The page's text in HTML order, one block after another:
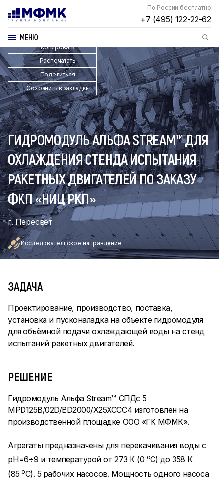
По России бесплатно
+7 (495) 122-22-62
МЕНЮ
Копировать
Распечатать
Поделиться
Сохранить в закладки
ГИДРОМОДУЛЬ АЛЬФА STREAM™ ДЛЯ
ОХЛАЖДЕНИЯ СТЕНДА ИСПЫТАНИЯ
РАКЕТНЫХ ДВИГАТЕЛЕЙ ПО ЗАКАЗУ
ФКП «НИЦ РКП»
г. Пересвет
Исследовательское направление
ЗАДАЧА
Проектирование, производство, поставка,
установка и пусконаладка на объекте гидромодуля
для объёмной подачи охлаждающей воды на стенд
испытаний ракетных двигателей.
РЕШЕНИЕ
Гидромодуль Альфа Stream™ СПДс 5
MPD125B/02D/BD2000/X25XCCC4 изготовлен на
производственной площадке ООО «ГК МФМК».
Агрегаты предназначены для перекачивания воды с
рН=6÷9 и температурой от 273 К (0 оС) до 358 К
(85оС). 5 рабочих насосов. Мощность одного насоса